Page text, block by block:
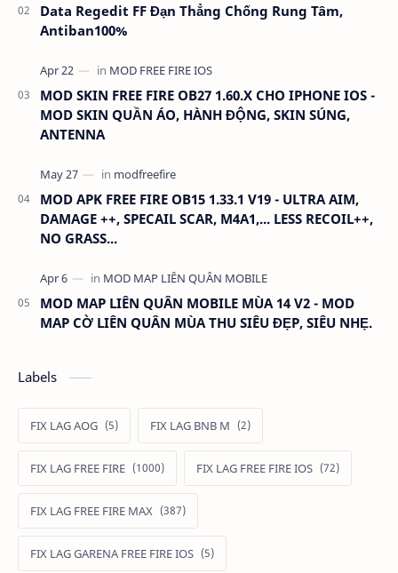
Data Regedit FF Đạn Thẳng Chống Rung Tâm,
Antiban100%
MOD SKIN FREE FIRE OB27 1.60.X CHO IPHONE IOS -
MOD SKIN QUẦN ÁO, HÀNH ĐỘNG, SKIN SÚNG,
ANTENNA
MOD APK FREE FIRE OB15 1.33.1 V19 - ULTRA AIM,
DAMAGE ++, SPECAIL SCAR, M4A1,... LESS RECOIL++,
NO GRASS...
MOD MAP LIÊN QUÂN MOBILE MÙA 14 V2 - MOD
MAP CỜ LIÊN QUÂN MÙA THU SIÊU ĐẸP, SIÊU NHẸ.
Labels
FIX LAG AOG FIX LAG BNB M
FIX LAG FREE FIRE FIX LAG FREE FIRE IOS
FIX LAG FREE FIRE MAX
FIX LAG GARENA FREE FIRE IOS